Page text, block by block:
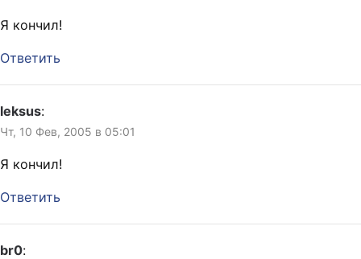
Я кончил!
Ответить
leksus:
Чт, 10 Фев, 2005 в 05:01
Я кончил!
Ответить
br0: